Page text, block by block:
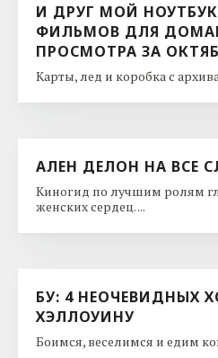
И ДРУГ МОЙ
ФИЛЬМОВ ДЛЯ
ПРОСМОТРА ЗА
Карты, лед и коробка с
АЛЕН ДЕЛОН НА ВСЕ
Киногид по лучшим ролям
женских сердец. ...
БУ: 4 НЕОЧЕВИДНЫХ
ХЭЛЛОУИНУ
Боимся, веселимся и едим